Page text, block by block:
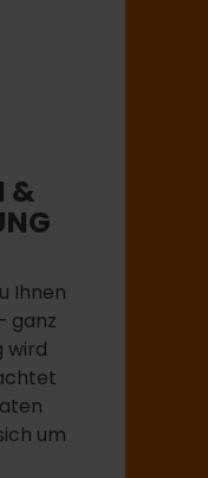
&
Ihnen
ganz
wird
um